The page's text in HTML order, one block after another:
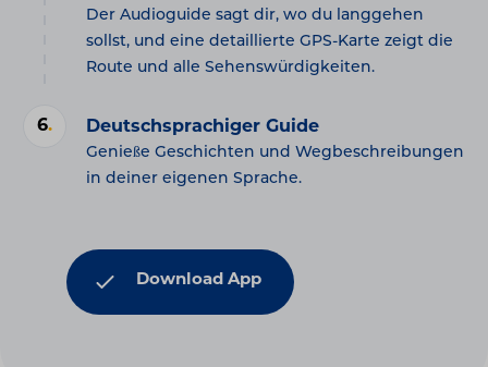
Der Audioguide sagt dir, wo du langgehen
sollst, und eine detaillierte GPS-Karte zeigt die
Route und alle Sehenswürdigkeiten.
6. Deutschsprachiger Guide
Genieße Geschichten und Wegbeschreibungen
in deiner eigenen Sprache.
Download App